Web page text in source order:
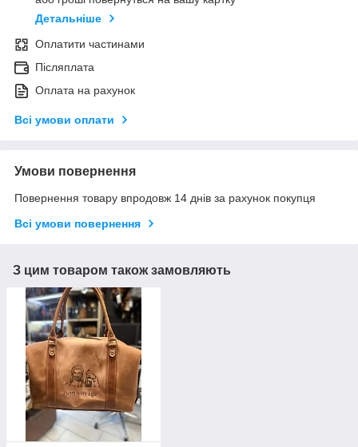
Детальніше
Оплатити частинами
Післяплата
Оплата на рахунок
Всі умови оплати
Умови повернення
Повернення товару впродовж 14 днів за рахунок покупця
Всі умови повернення
З цим товаром також замовляють